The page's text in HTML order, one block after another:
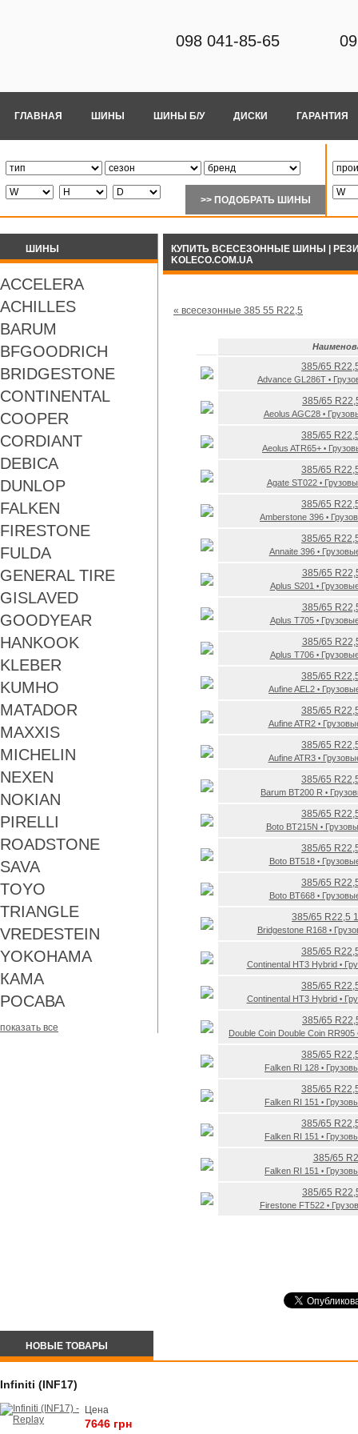
098 041-85-65
ГЛАВНАЯ ШИНЫ ШИНЫ Б/У ДИСКИ ГАРАНТИЯ
ШИНЫ
ACCELERA
ACHILLES
BARUM
BFGOODRICH
BRIDGESTONE
CONTINENTAL
COOPER
CORDIANT
DEBICA
DUNLOP
FALKEN
FIRESTONE
FULDA
GENERAL TIRE
GISLAVED
GOODYEAR
HANKOOK
KLEBER
KUMHO
MATADOR
MAXXIS
MICHELIN
NEXEN
NOKIAN
PIRELLI
ROADSTONE
SAVA
TOYO
TRIANGLE
VREDESTEIN
YOKOHAMA
КАМА
РОСАВА
показать все
КУПИТЬ ВСЕСЕЗОННЫЕ ШИНЫ |
KOLECO.COM.UA
« всесезонные 385 55 R22,5
385/65
Advance GL286T •
385/65
Aeolus AGC28 •
385/65
Aeolus ATR65+ •
385/65
Agate ST022 •
385/65
Amberstone 396 •
385/65
Annaite 396 •
385/65
Aplus S201 •
385/65
Aplus T705 •
385/65
Aplus T706 •
385/65
Aufine AEL2 •
385/65
Aufine ATR2 •
385/65
Aufine ATR3 •
385/65
Barum BT200 R •
385/65
Boto BT215N •
385/65
Boto BT518 •
385/65
Boto BT668 •
385/65 R22,5
Bridgestone R168 •
385/65
Continental HT3 Hybrid •
385/65
Continental HT3 Hybrid •
385/65
Double Coin Double Coin RR905
385/65
Falken RI 128 •
385/65
Falken RI 151 •
385/65
Falken RI 151 •
385/65
Falken RI 151 •
385/65
Firestone FT522 •
НОВЫЕ ТОВАРЫ
Infiniti (INF17)
Цена
7646 грн